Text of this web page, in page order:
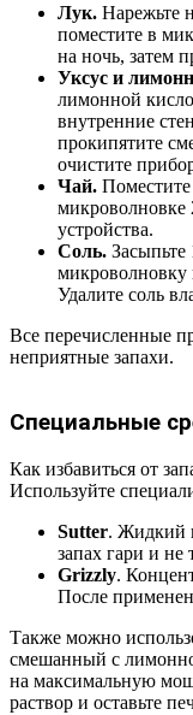
Лук. Нарежьте
поместите в
на ночь, затем
Уксус и
лимонной
внутренние
прокипятите
очистите
Чай. Поместите
микроволновке
устройства.
Соль.
микроволновку
Удалите соль
Все перечисленные
неприятные запахи.
Специальные
Как избавиться от
Используйте
Sutter. Жидкий
запах гари и не
Grizzly.
После
Также можно
смешанный с
на максимальную
раствор и оставьте